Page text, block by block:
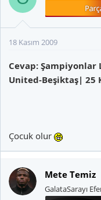
18 Kasım 2009
Cevap:
United-Beşiktaş| 25
Çocuk olur
Mete Temiz
GalataSarayı